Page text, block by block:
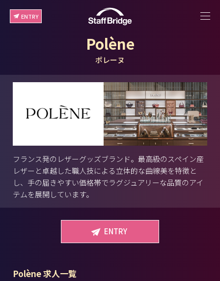
ENTRY
Polène
ポレーヌ
フランス発のレザーグッズブランド。最高級のスペイン産
レザーと卓越した職人技による立体的な曲線美を特徴と
し、手の届きやすい価格帯でラグジュアリーな品質のアイ
テムを展開しています。
ENTRY
Polène 求人一覧